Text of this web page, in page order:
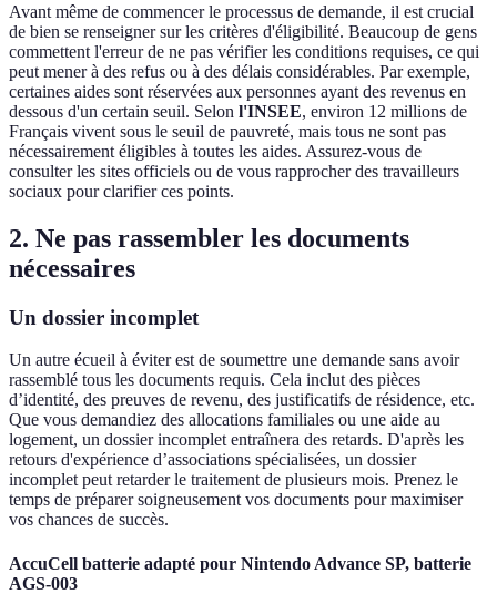
Avant même de commencer le processus de demande, il est crucial
de bien se renseigner sur les critères d'éligibilité. Beaucoup de gens
commettent l'erreur de ne pas vérifier les conditions requises, ce qui
peut mener à des refus ou à des délais considérables. Par exemple,
certaines aides sont réservées aux personnes ayant des revenus en
dessous d'un certain seuil. Selon l'INSEE, environ 12 millions de
Français vivent sous le seuil de pauvreté, mais tous ne sont pas
nécessairement éligibles à toutes les aides. Assurez-vous de
consulter les sites officiels ou de vous rapprocher des travailleurs
sociaux pour clarifier ces points.
2. Ne pas rassembler les documents
nécessaires
Un dossier incomplet
Un autre écueil à éviter est de soumettre une demande sans avoir
rassemblé tous les documents requis. Cela inclut des pièces
d’identité, des preuves de revenu, des justificatifs de résidence, etc.
Que vous demandiez des allocations familiales ou une aide au
logement, un dossier incomplet entraînera des retards. D'après les
retours d'expérience d’associations spécialisées, un dossier
incomplet peut retarder le traitement de plusieurs mois. Prenez le
temps de préparer soigneusement vos documents pour maximiser
vos chances de succès.
AccuCell batterie adapté pour Nintendo Advance SP, batterie
AGS-003